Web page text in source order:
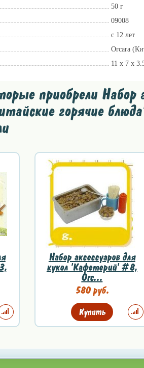
50 г
09008
с 12 лет
Orcara
11 х 7 х
приобрели Набор
горячие
Набор аксессуаров для
кукол 'Кафетерий' #8,
Orc...
580 руб.
Купить